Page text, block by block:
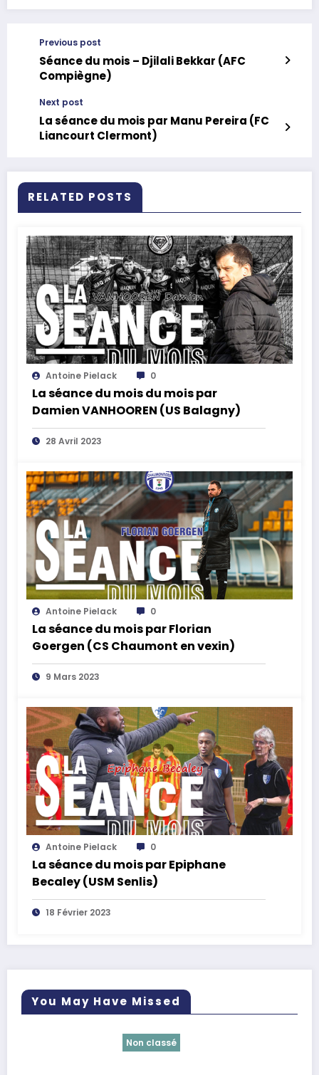
Previous post
Séance du mois – Djilali Bekkar (AFC
Compiègne)
Next post
La séance du mois par Manu Pereira (FC
Liancourt Clermont)
RELATED POSTS
Antoine Pielack 0
La séance du mois du mois par
Damien VANHOOREN (US Balagny)
28 Avril 2023
Antoine Pielack 0
La séance du mois par Florian
Goergen (CS Chaumont en vexin)
9 Mars 2023
Antoine Pielack 0
La séance du mois par Epiphane
Becaley (USM Senlis)
18 Février 2023
You May Have Missed